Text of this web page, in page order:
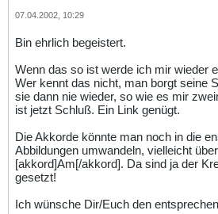
07.04.2002, 10:29
Bin ehrlich begeistert.
Wenn das so ist werde ich mir wieder
Wer kennt das nicht, man borgt seine
sie dann nie wieder, so wie es mir
ist jetzt Schluß. Ein Link genügt.
Die Akkorde könnte man noch in die
Abbildungen umwandeln, vielleicht
[akkord]Am[/akkord]. Da sind ja der
gesetzt!
Ich wünsche Dir/Euch den